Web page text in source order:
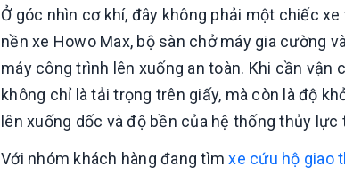
Ở góc nhìn cơ khí, đây không phải một chiếc
nền xe Howo Max, bộ sàn chở máy gia cường
máy công trình lên xuống an toàn. Khi cần
không chỉ là tải trọng trên giấy, mà còn là độ
lên xuống dốc và độ bền của hệ thống thủy
Với nhóm khách hàng đang tìmxe cứu hộ giao
So sánh hd320 gắn
cẩu everdigm 12 tấn